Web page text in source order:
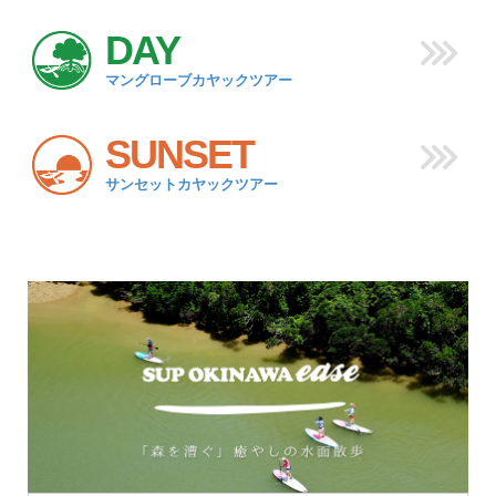
DAY
マングローブカヤックツアー
SUNSET
サンセットカヤックツアー